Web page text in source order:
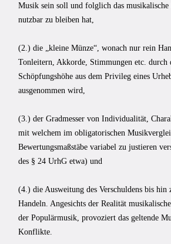
Musik sein soll und folglich das
nutzbar zu bleiben hat,
(2.) die „kleine Münze“, wonach nur rein
Tonleitern, Akkorde, Stimmun­gen etc. durch
Schöpfungshöhe aus dem Privileg eines
ausgenommen wird,
(3.) der Gradmesser von Individualität,
mit welchem im obligatorischen
Bewertungsmaß­stäbe variabel zu justieren
des § 24 UrhG etwa) und
(4.) die Ausweitung des Verschuldens bis hin
Handeln. Angesichts der Realität
der Populärmusik, provoziert das geltende
Konflikte.